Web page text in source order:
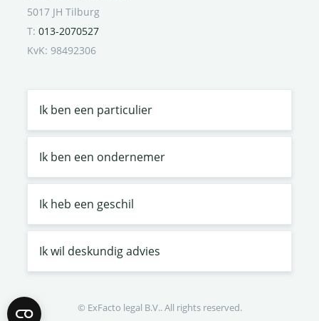
5017 JH Tilburg
T: 013-2070527
KvK: 98492306
Ik ben een particulier
Ik ben een ondernemer
Ik heb een geschil
Ik wil deskundig advies
© ExFacto legal B.V.. All rights reserved.